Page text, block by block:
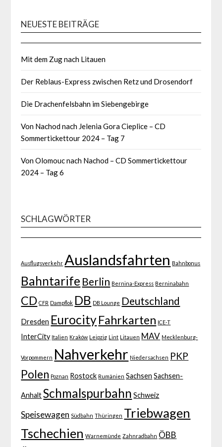
NEUESTE BEITRÄGE
Mit dem Zug nach Litauen
Der Reblaus-Express zwischen Retz und Drosendorf
Die Drachenfelsbahn im Siebengebirge
Von Nachod nach Jelenia Gora Cieplice – CD
Sommertickettour 2024 – Tag 7
Von Olomouc nach Nachod – CD Sommertickettour
2024 – Tag 6
SCHLAGWÖRTER
Ausflugsverkehr Auslandsfahrten Bahnbonus
Bahntarife Berlin Bernina-Express Berninabahn
CD CFR Dampflok DB DB Lounge Deutschland
Dresden EurocityFahrkarten ICE-T
InterCity Italien Kraków Leipzig Lint Litauen MAV Mecklenburg-
Vorpommern Nahverkehr Niedersachsen PKP
Polen Poznan Rostock Rumänien Sachsen Sachsen-
Anhalt Schmalspurbahn Schweiz
Speisewagen Südbahn Thüringen Triebwagen
Tschechien Warnemünde Zahnradbahn ÖBB